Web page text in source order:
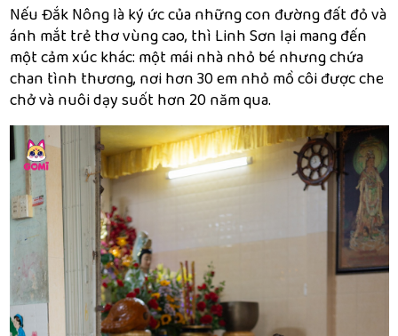
Nếu Đắk Nông là ký ức của những con đường đất đỏ và
ánh mắt trẻ thơ vùng cao, thì Linh Sơn lại mang đến
một cảm xúc khác: một mái nhà nhỏ bé nhưng chứa
chan tình thương, nơi hơn 30 em nhỏ mồ côi được che
chở và nuôi dạy suốt hơn 20 năm qua.